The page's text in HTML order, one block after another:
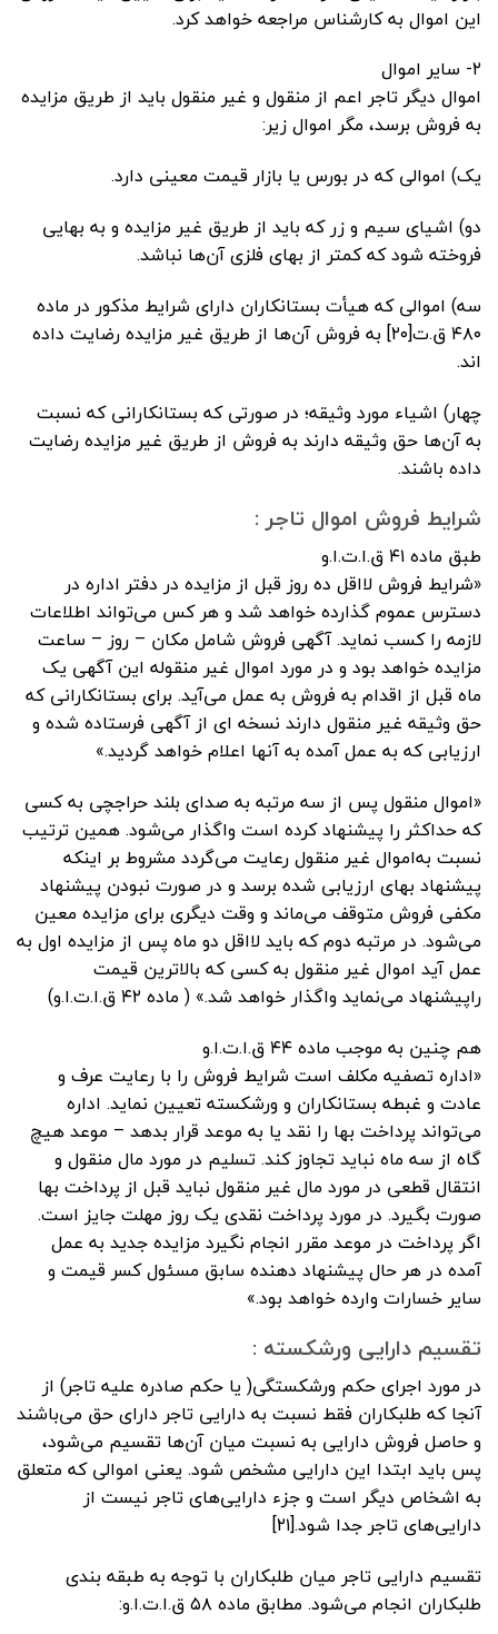
این اموال به کارشناس مراجعه خواهد کرد.
۲- سایر اموال
اموال دیگر تاجر اعم از منقول و غیر منقول باید از طریق مزایده
به فروش برسد، مگر اموال زیر:
یک) اموالی که در بورس یا بازار قیمت معینی دارد.
دو) اشیای سیم و زر که باید از طریق غیر مزایده و به بهایی
فروخته شود که کمتر از بهای فلزی آن‌ها نباشد.
سه) اموالی که هیأت بستانکاران دارای شرایط مذکور در ماده
۴۸۰ ق.ت[۲۰] به فروش آن‌ها از طریق غیر مزایده رضایت داده
اند.
چهار) اشیاء مورد وثیقه؛ در صورتی که بستانکارانی که نسبت
به آن‌ها حق وثیقه دارند به فروش از طریق غیر مزایده رضایت
داده باشند.
شرایط فروش اموال تاجر :
طبق ماده ۴۱ ق.ا.ت.ا.و
«شرایط فروش لااقل ده روز قبل از مزایده در دفتر اداره در
دسترس عموم گذارده خواهد شد و هر کس می‌تواند اطلاعات
لازمه را کسب‌ نماید.‌ آگهی فروش شامل مکان – روز – ساعت
مزایده خواهد بود و در مورد اموال غیر منقوله این آگهی یک
ماه قبل از اقدام به فروش به عمل می‌آید.‌ برای بستانکارانی که
حق وثیقه غیر منقول دارند نسخه ای از آگهی فرستاده شده و
ارزیابی که به عمل آمده به آنها اعلام خواهد گردید.»
«اموال منقول پس از سه مرتبه به صدای بلند حراجچی به کسی
که حداکثر را پیشنهاد کرده است واگذار می‌شود. همین ترتیب
نسبت به‌اموال غیر منقول رعایت می‌گردد مشروط بر اینکه
پیشنهاد بهای ارزیابی شده برسد و در صورت نبودن پیشنهاد
مکفی فروش متوقف می‌ماند و وقت‌ دیگری برای مزایده معین
می‌شود. در مرتبه دوم که باید لااقل دو ماه پس از مزایده اول به
عمل آید اموال غیر منقول به کسی که بالاترین قیمت
را‌پیشنهاد می‌نماید واگذار خواهد شد.» ( ماده ۴۲ ق.ا.ت.ا.و)
هم چنین به موجب ماده ۴۴ ق.ا.ت.ا.و
«اداره تصفیه مکلف است شرایط فروش را با رعایت عرف و
عادت و غبطه بستانکاران و ورشکسته تعیین نماید.‌ اداره
می‌تواند پرداخت بها را نقد یا به موعد قرار بدهد – موعد هیچ
گاه از سه ماه نباید تجاوز کند.‌ تسلیم در مورد مال منقول و
انتقال قطعی در مورد مال غیر منقول نباید قبل از پرداخت بها
صورت بگیرد.‌ در مورد پرداخت نقدی یک روز مهلت جایز است.
‌اگر پرداخت در موعد مقرر انجام نگیرد مزایده جدید به عمل
آمده در هر حال پیشنهاد دهنده سابق مسئول کسر قیمت و
سایر خسارات وارده خواهد ‌بود.»
تقسیم دارایی ورشکسته :
در مورد اجرای حکم ورشکستگی( یا حکم صادره علیه تاجر) از
آنجا که طلبکاران فقط نسبت به دارایی تاجر دارای حق می‌باشند
و حاصل فروش دارایی به نسبت میان آن‌ها تقسیم می‌شود،
پس باید ابتدا این دارایی مشخص شود. یعنی اموالی که متعلق
به اشخاص دیگر است و جزء دارایی‌های تاجر نیست از
دارایی‌های تاجر جدا شود.[۲۱]
تقسیم دارایی تاجر میان طلبکاران با توجه به طبقه بندی
طلبکاران انجام می‌شود. مطابق ماده ۵۸ ق.ا.ت.ا.و: